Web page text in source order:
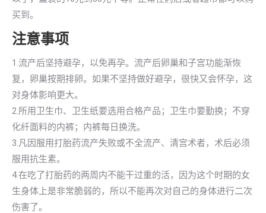
买到。
注意事项
1.流产后坚持避孕，以免再孕。流产后卵巢和子宫功能渐恢
复，卵巢按期排卵。如果不坚持做好避孕，很快又会怀孕，这
对身体影响更大。
2.所用卫生巾、卫生纸要选用合格产品；卫生巾要勤换；不穿
化纤面料的内裤；内裤每日换洗。
3.凡因服用打胎药流产失败或不全流产、清宫术者，术后必须
服用抗生素。
4.在吃了打胎药的两周内不能干过重的活，因为这个时期的女
生身体上是非常脆弱的，所以不能再次对自己的身体进行二次
伤害了。